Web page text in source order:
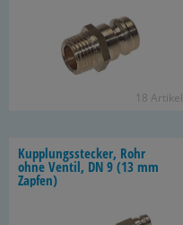
18 Ar­ti­kel
Kupp­lungs­ste­cker, Rohr
ohne Ven­til, DN 9 (13 mm
Zap­fen)